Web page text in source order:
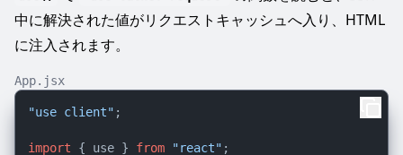
中に解決された値がリクエストキャッシュへ入り、HTML
に注入されます。
App.jsx
"use client" ;
import { use } from "react"